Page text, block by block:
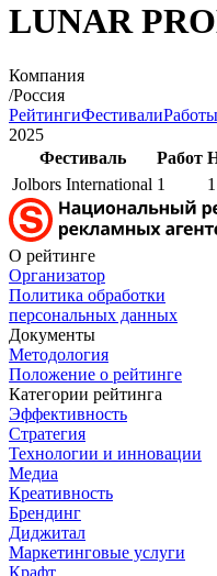
LUNAR
Компания
/Россия
РейтингиФестивалиРаботы
2025
Фестиваль
Работ
Jolbors International 1 1
О рейтинге
Организатор
Политика обработки
персональных данных
Документы
Методология
Положение о рейтинге
Категории рейтинга
Эффективность
Стратегия
Технологии и инновации
Медиа
Креативность
Брендинг
Диджитал
Маркетинговые услуги
Крафт